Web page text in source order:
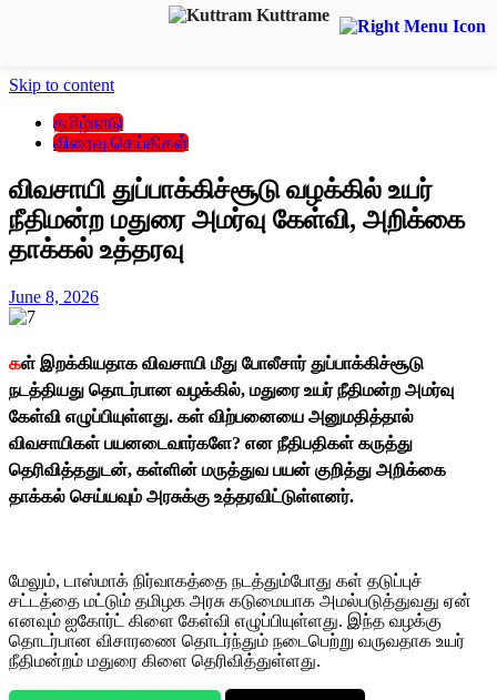
Skip to content
தமிழ்நாடு
விரைவு செய்திகள்
விவசாயி துப்பாக்கிச்சூடு வழக்கில் உயர்
நீதிமன்ற மதுரை அமர்வு கேள்வி, அறிக்கை
தாக்கல் உத்தரவு
June 8, 2026
கள் இறக்கியதாக விவசாயி மீது போலீசார் துப்பாக்கிச்சூடு
நடத்தியது தொடர்பான வழக்கில், மதுரை உயர் நீதிமன்ற அமர்வு
கேள்வி எழுப்பியுள்ளது. கள் விற்பனையை அனுமதித்தால்
விவசாயிகள் பயனடைவார்களே? என நீதிபதிகள் கருத்து
தெரிவித்ததுடன், கள்ளின் மருத்துவ பயன் குறித்து அறிக்கை
தாக்கல் செய்யவும் அரசுக்கு உத்தரவிட்டுள்ளனர்.
மேலும், டாஸ்மாக் நிர்வாகத்தை நடத்தும்போது கள் தடுப்புச்
சட்டத்தை மட்டும் தமிழக அரசு கடுமையாக அமல்படுத்துவது ஏன்
எனவும் ஐகோர்ட் கிளை கேள்வி எழுப்பியுள்ளது. இந்த வழக்கு
தொடர்பான விசாரணை தொடர்ந்தும் நடைபெற்று வருவதாக உயர்
நீதிமன்றம் மதுரை கிளை தெரிவித்துள்ளது.